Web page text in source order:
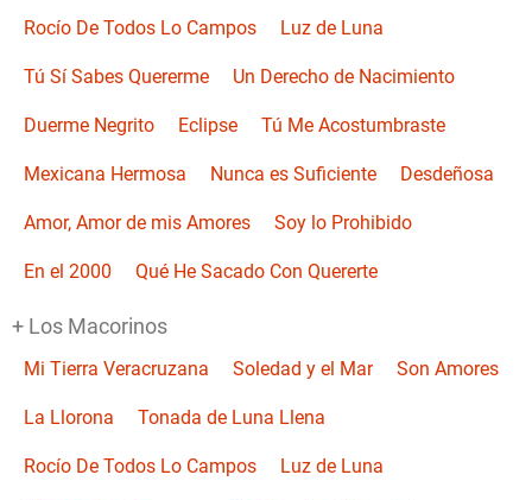
Rocío De Todos Lo Campos Luz de Luna
Tú Sí Sabes Quererme Un Derecho de Nacimiento
Duerme Negrito Eclipse Tú Me Acostumbraste
Mexicana Hermosa Nunca es Suficiente Desdeñosa
Amor, Amor de mis Amores Soy lo Prohibido
En el 2000 Qué He Sacado Con Quererte
+ Los Macorinos
Mi Tierra Veracruzana Soledad y el Mar Son Amores
La Llorona Tonada de Luna Llena
Rocío De Todos Lo Campos Luz de Luna